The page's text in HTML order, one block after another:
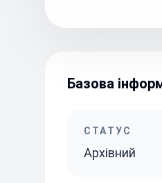
Базова
СТАТУС
Архівний